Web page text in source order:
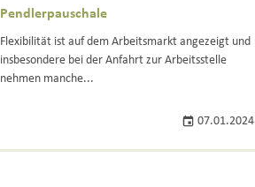
Pendlerpauschale
Flexibilität ist auf dem Arbeitsmarkt angezeigt und
insbesondere bei der Anfahrt zur Arbeitsstelle
nehmen manche...
07.01.2024